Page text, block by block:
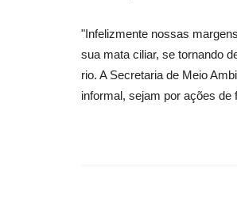
"Infelizmente nossas
sua mata ciliar, se tornando
rio. A Secretaria de Meio
informal, sejam por ações